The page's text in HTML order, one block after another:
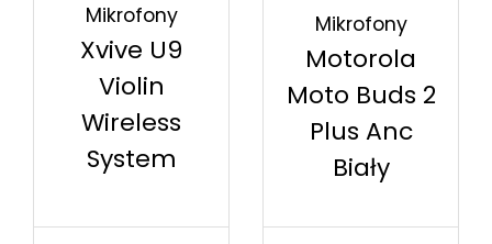
Mikrofony
Xvive U9
Violin
Wireless
System
Mikrofony
Motorola
Moto Buds 2
Plus Anc
Biały